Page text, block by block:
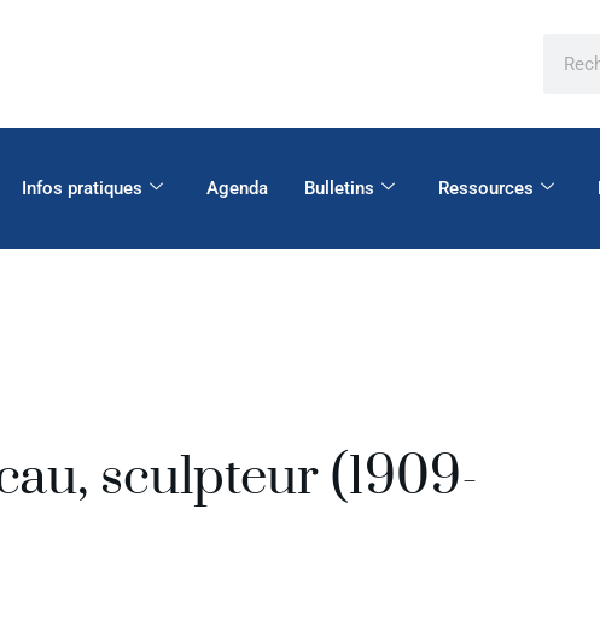
Infos pratiques Agenda Bulletins Ressources
sculpteur (1909-